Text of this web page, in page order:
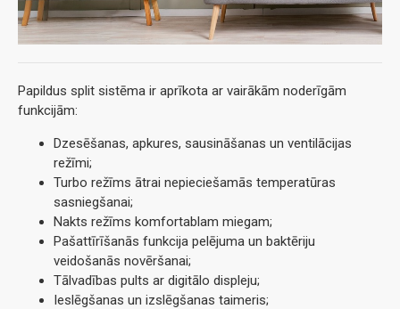
Papildus split sistēma ir aprīkota ar vairākām noderīgām
funkcijām:
Dzesēšanas, apkures, sausināšanas un ventilācijas
režīmi;
Turbo režīms ātrai nepieciešamās temperatūras
sasniegšanai;
Nakts režīms komfortablam miegam;
Pašattīrīšanās funkcija pelējuma un baktēriju
veidošanās novēršanai;
Tālvadības pults ar digitālo displeju;
Ieslēgšanas un izslēgšanas taimeris;